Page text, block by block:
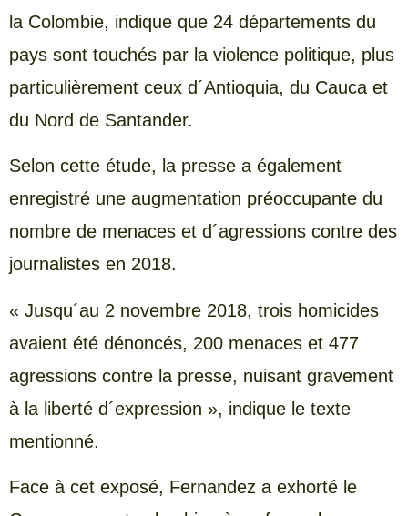
la Colombie, indique que 24 départements du
pays sont touchés par la violence politique, plus
particulièrement ceux d´Antioquia, du Cauca et
du Nord de Santander.
Selon cette étude, la presse a également
enregistré une augmentation préoccupante du
nombre de menaces et d´agressions contre des
journalistes en 2018.
« Jusqu´au 2 novembre 2018, trois homicides
avaient été dénoncés, 200 menaces et 477
agressions contre la presse, nuisant gravement
à la liberté d´expression », indique le texte
mentionné.
Face à cet exposé, Fernandez a exhorté le